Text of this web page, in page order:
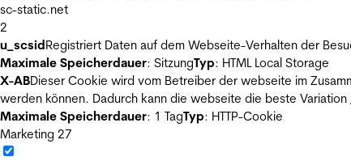
sc-static.net
2
u_scsidRegistriert Daten auf dem Webseite-Verhalten der
Maximale Speicherdauer: SitzungTyp: HTML Local Storage
X-ABDieser Cookie wird vom Betreiber der webseite im
werden können. Dadurch kann die webseite die beste
Maximale Speicherdauer: 1 TagTyp: HTTP-Cookie
Marketing 27